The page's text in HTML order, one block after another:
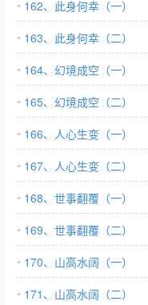
162、此身何幸（一）
163、此身何幸（二）
164、幻境成空（一）
165、幻境成空（二）
166、人心生变（一）
167、人心生变（二）
168、世事翻覆（一）
169、世事翻覆（二）
170、山高水阔（一）
171、山高水阔（二）